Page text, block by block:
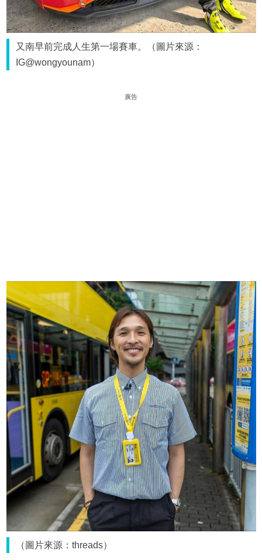
又南早前完成人生第一場賽車。（圖片來源：
IG@wongyounam）
廣告
（圖片來源：threads）